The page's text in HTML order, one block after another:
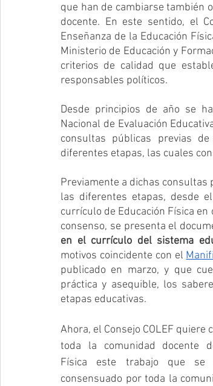
que han de cambiarse también
docente. En este sentido, el
Enseñanza de la Educación
Ministerio de Educación y
criterios de calidad que
responsables políticos.
Desde principios de año se
Nacional de Evaluación
consultas públicas previas
diferentes etapas, las cuales
Previamente a dichas
las diferentes etapas, desde
currículo de Educación Física
consenso, se presenta el
en el currículo del sistema
motivos coincidente con el
publicado en marzo, y que
práctica y asequible, los
etapas educativas.
Ahora, el Consejo COLEF quiere
toda la comunidad docente
Física este trabajo que se
consensuado por toda la